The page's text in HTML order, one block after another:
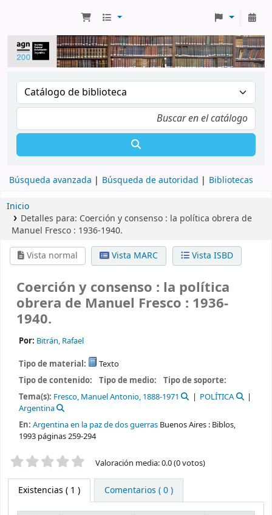
Búsqueda avanzada Búsqueda de autoridad Bibliotecas
Inicio
Detalles para: Coerción y consenso : la política obrera de
Manuel Fresco : 1936-1940.
Vista normal
Vista MARC Vista ISBD
Coerción y consenso : la política
obrera de Manuel Fresco : 1936-
1940.
Por: Bitrán, Rafael
Tipo de material:
Texto
Tipo de contenido:
Tipo de medio:
Tipo de soporte:
Tema(s): Fresco, Manuel Antonio, 1888-1971
POLÍTICA
Argentina
En: Argentina en la paz de dos guerrasBuenos Aires : Biblos,
1993 páginas 259-294
Valoración Valoración media: 0.0 (0 votos)
Existencias ( 1 ) Comentarios ( 0 )